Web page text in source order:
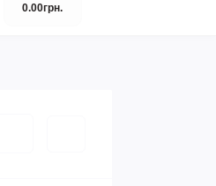
0.00грн.